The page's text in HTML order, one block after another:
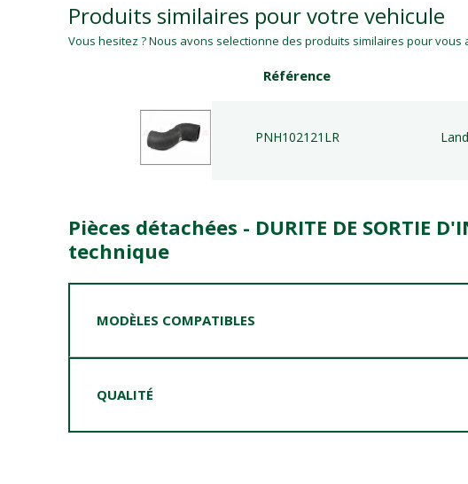
Produits similaires pour votre vehicule
Vous hesitez ? Nous avons selectionne des produits similaires pour
Référence
PNH102121LR
Pièces détachées - DURITE DE SORTIE
technique
MODÈLES COMPATIBLES
QUALITÉ